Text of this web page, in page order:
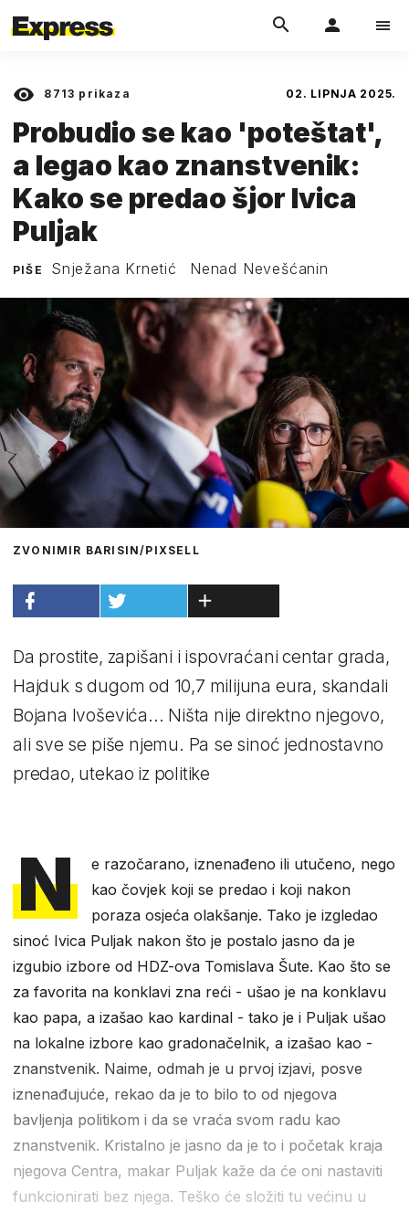
8713 prikaza 02. LIPNJA 2025.
Probudio se kao 'poteštat',
a legao kao znanstvenik:
Kako se predao šjor Ivica
Puljak
PIŠE Snježana Krnetić Nenad Nevešćanin
ZVONIMIR BARISIN/PIXSELL
Da prostite, zapišani i ispovraćani centar grada,
Hajduk s dugom od 10,7 milijuna eura, skandali
Bojana Ivoševića... Ništa nije direktno njegovo,
ali sve se piše njemu. Pa se sinoć jednostavno
predao, utekao iz politike
N
e razočarano, iznenađeno ili utučeno, nego
kao čovjek koji se predao i koji nakon
poraza osjeća olakšanje. Tako je izgledao
sinoć Ivica Puljak nakon što je postalo jasno da je
izgubio izbore od HDZ-ova Tomislava Šute. Kao što se
za favorita na konklavi zna reći - ušao je na konklavu
kao papa, a izašao kao kardinal - tako je i Puljak ušao
na lokalne izbore kao gradonačelnik, a izašao kao -
znanstvenik. Naime, odmah je u prvoj izjavi, posve
iznenađujuće, rekao da je to bilo to od njegova
bavljenja politikom i da se vraća svom radu kao
znanstvenik. Kristalno je jasno da je to i početak kraja
njegova Centra, makar Puljak kaže da će oni nastaviti
funkcionirati bez njega. Teško će složiti tu većinu u